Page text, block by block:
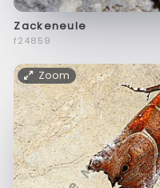
Zackeneule
f24859
Zoom